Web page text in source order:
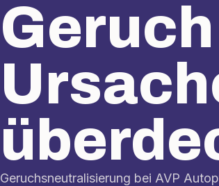
Geruchsneutralisierung bei AVP